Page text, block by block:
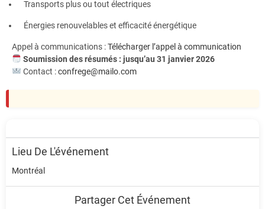
Transports plus ou tout électriques
Énergies renouvelables et efficacité énergétique
Appel à communications :Télécharger l’appel à communication
Soumission des résumés : jusqu’au 31 janvier 2026
Contact :confrege@mailo.com
Lieu De L'événement
Montréal
Partager Cet Événement